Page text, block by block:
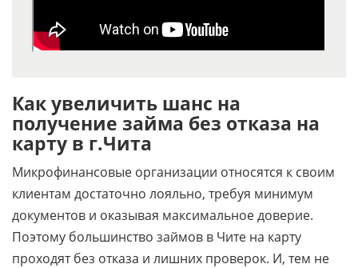
Как увеличить шанс на
получение займа без отказа на
карту в г.Чита
Микрофинансовые организации относятся к своим
клиентам достаточно лояльно, требуя минимум
документов и оказывая максимальное доверие.
Поэтому большинство займов в Чите на карту
проходят без отказа и лишних проверок. И, тем не